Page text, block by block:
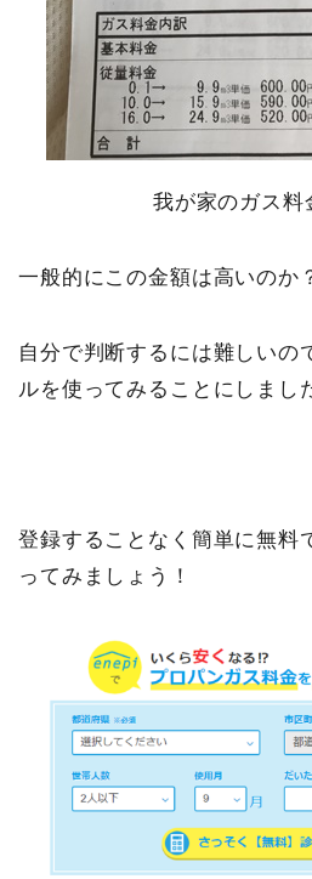
我が家のガス
一般的にこの金額は高いのか
自分で判断するには難しいの
ルを使ってみることにしまし
登録することなく簡単に無料
ってみましょう！